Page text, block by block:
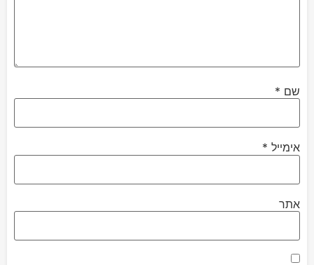
שם *
אימייל *
אתר